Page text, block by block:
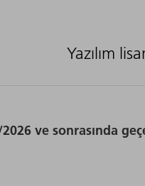
Yazılım
ve sonrasında